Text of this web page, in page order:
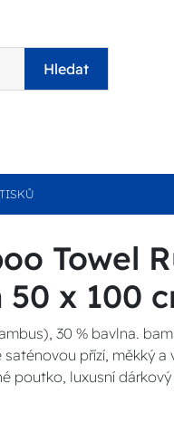
Hledat
Towel
50 x 100
30 % bavlna.
přízí, měkký
poutko, luxusní